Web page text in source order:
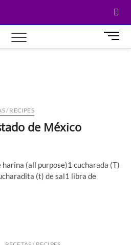
M
e
/ RECIPES
de México
(all purpose)1 cucharada (T)
(t) de sal1 libra de